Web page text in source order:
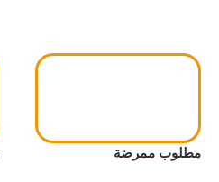
مطلوب ممرضة